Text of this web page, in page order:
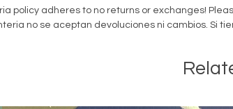
policy adheres to no returns or exchanges!
no se aceptan devoluciones ni cambios. Si